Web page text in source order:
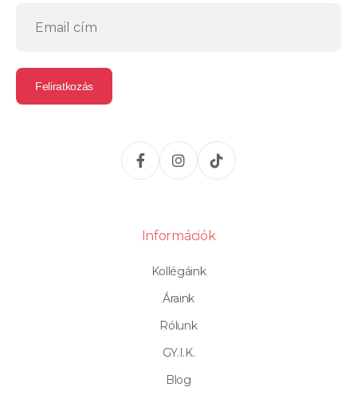
Információk
Kollégáink
Áraink
Rólunk
GY.I.K.
Blog